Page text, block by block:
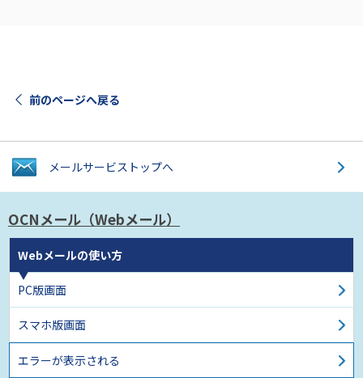
前のページへ戻る
メールサービス トップへ
OCNメール （Webメール）
Webメールの使い方
PC版画面
スマホ版画面
エラーが表示される